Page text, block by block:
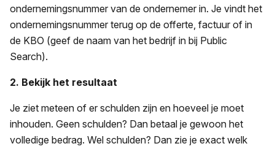
ondernemingsnummer van de ondernemer in. Je vindt het
ondernemingsnummer terug op de offerte, factuur of in
de KBO (geef de naam van het bedrijf in bij Public
Search).
2. Bekijk het resultaat
Je ziet meteen of er schulden zijn en hoeveel je moet
inhouden. Geen schulden? Dan betaal je gewoon het
volledige bedrag. Wel schulden? Dan zie je exact welk